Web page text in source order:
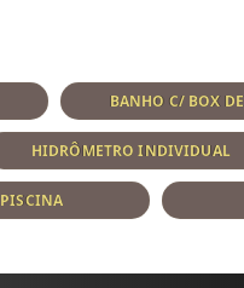
BANHO C/ BOX
HIDRÔMETRO INDIVIDUAL
PISCINA